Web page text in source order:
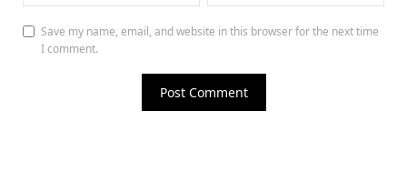
Save my name, email, and website in this browser for the next time
I comment.